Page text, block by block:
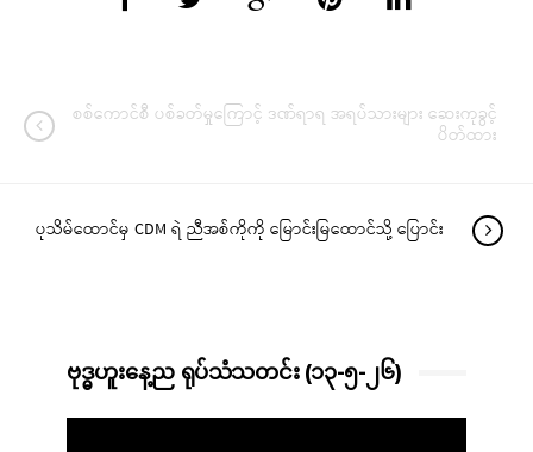
စစ်ကောင်စီ ပစ်ခတ်မှုကြောင့် ဒဏ်ရာရ အရပ်သားများ ဆေးကုခွင့်
ပိတ်ထား
ပုသိမ်ထောင်မှ CDM ရဲ ညီအစ်ကိုကို မြောင်းမြထောင်သို့ ပြောင်း
ဗုဒ္ဓဟူးနေ့ည ရုပ်သံသတင်း (၁၃-၅-၂၆)